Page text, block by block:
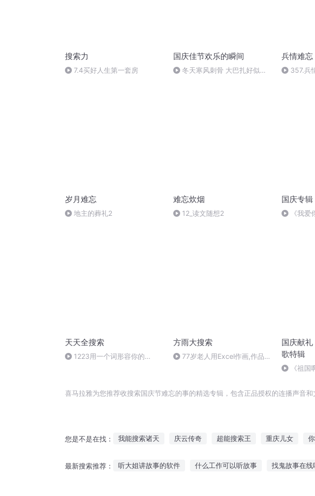
搜索力
7.4买好人生第一套房
国庆佳节欢乐的瞬间
冬天寒风刺骨 大巴扎好似温
兵情难忘
357.兵
岁月难忘
地主的葬礼2
难忘炊烟
12_读文随想2
国庆专辑
《我爱
天天全搜索
1223用一个词形容你的
方雨大搜索
77岁老人用Excel作画,作品被
国庆献
歌特辑
《祖
喜马拉雅为您推荐收搜索国庆节难忘的事的精选专辑，包含正品授权的连播声音
您是不是在找： 我能搜索诸天 庆云传奇 超能搜索王 重庆儿女
最新搜索推荐： 听大姐讲故事的软件 什么工作可以听故事 找鬼故事在线